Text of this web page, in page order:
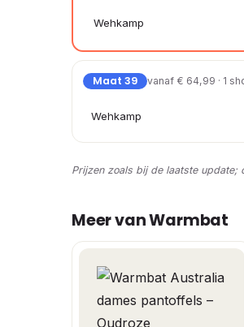
Wehkamp
Maat 39 vanaf € 64,99 · 1
Wehkamp
Prijzen zoals bij de laatste
Meer van Warmbat